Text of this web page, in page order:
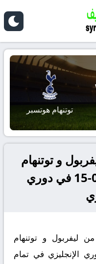
توتنهام هوتسبر
و توتنهام
هوتسبر بتاريخ 2026-03-15 في دوري
2026-03-15 كلا من ليفربول و توتنهام
الإنجليزي في تمام